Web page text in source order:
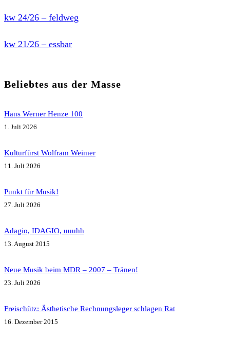
kw 24/26 – feldweg
kw 21/26 – essbar
Beliebtes aus der Masse
Hans Werner Henze 100
1. Juli 2026
Kulturfürst Wolfram Weimer
11. Juli 2026
Punkt für Musik!
27. Juli 2026
Adagio, IDAGIO, uuuhh
13. August 2015
Neue Musik beim MDR – 2007 – Tränen!
23. Juli 2026
Freischütz: Ästhetische Rechnungsleger schlagen Rat
16. Dezember 2015